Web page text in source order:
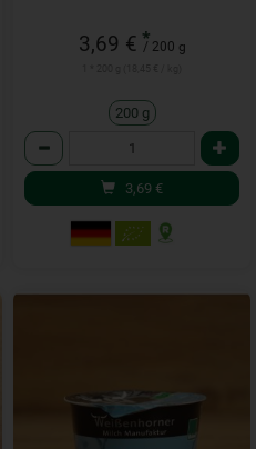
3,69 € *
/ 200 g
200 g
Anzahl
3,69 €